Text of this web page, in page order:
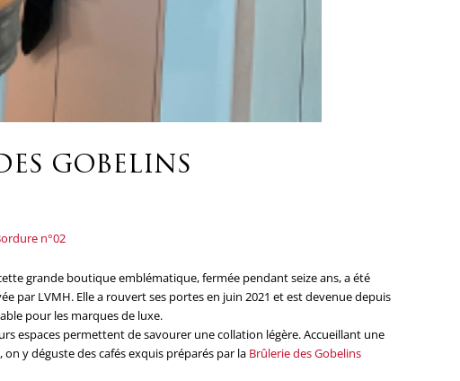
GOBELINS
n°02
grande boutique emblématique, fermée pendant seize ans, a été
par LVMH. Elle a rouvert ses portes en juin 2021 et est devenue depuis
pour les marques de luxe.
espaces permettent de savourer une collation légère. Accueillant une
on y déguste des cafés exquis préparés par la Brûlerie des Gobelins